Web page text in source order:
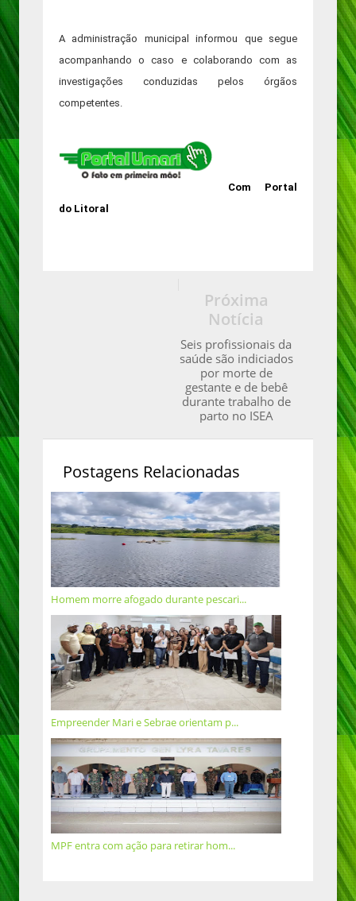
A administração municipal informou que segue
acompanhando o caso e colaborando com as
investigações conduzidas pelos órgãos
competentes.
Com Portal
do Litoral
Próxima
Notícia
Seis profissionais da
saúde são indiciados
por morte de
gestante e de bebê
durante trabalho de
parto no ISEA
Postagens Relacionadas
Homem morre afogado durante pescari...
Empreender Mari e Sebrae orientam p...
MPF entra com ação para retirar hom...